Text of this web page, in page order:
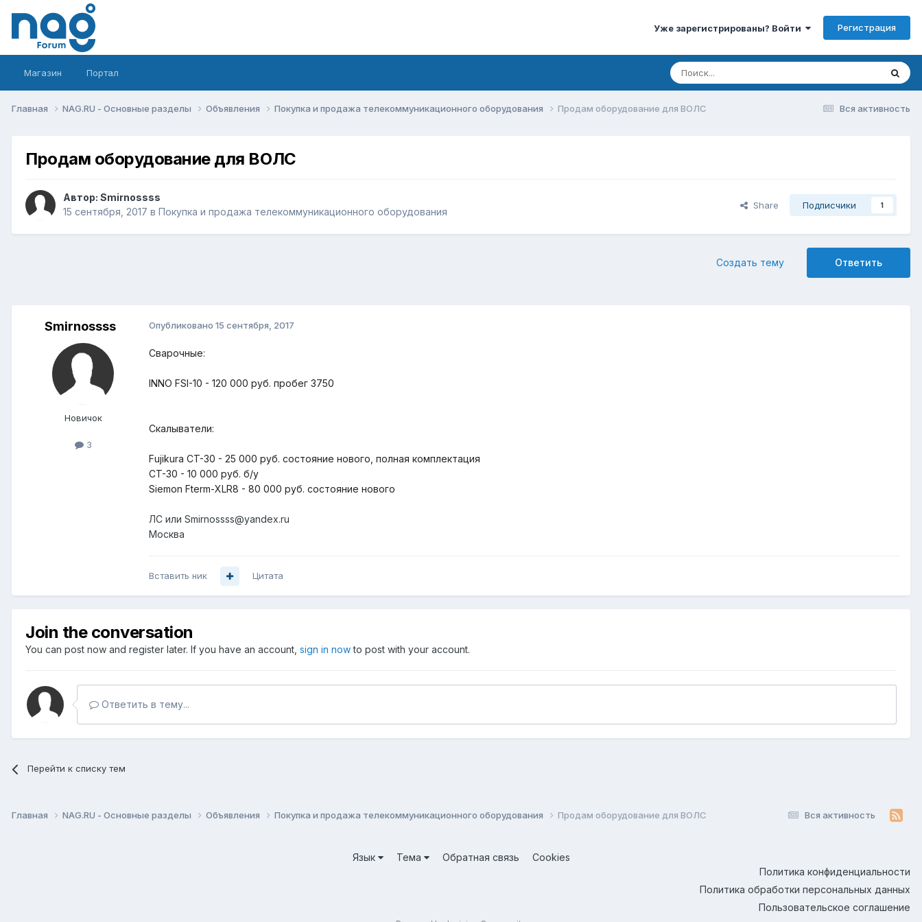
Уже зарегистрированы? Войти Регистрация
Магазин Портал
Вся активность
Главная NAG.RU - Основные разделы Объявления Покупка и продажа телекоммуникационного оборудования Продам оборудование для ВОЛС
Продам оборудование для ВОЛС
Автор: Smirnossss
15 сентября, 2017 в Покупка и продажа телекоммуникационного оборудования
Share Подписчики 1
Ответить
Создать тему
Smirnossss
Новичок
3
Опубликовано 15 сентября, 2017
Сварочные:
INNO FSI-10 - 120 000 руб. пробег 3750
Скалыватели:
Fujikura CT-30 - 25 000 руб. состояние нового, полная комплектация
CT-30 - 10 000 руб. б/у
Siemon Fterm-XLR8 - 80 000 руб. состояние нового
ЛС или Smirnossss@yandex.ru
Москва
Вставить ник Цитата
Join the conversation
You can post now and register later. If you have an account, sign in nowto post with your account.
Ответить в тему...
Перейти к списку тем
Вся активность
Главная NAG.RU - Основные разделы Объявления Покупка и продажа телекоммуникационного оборудования Продам оборудование для ВОЛС
Язык Тема Обратная связь
Cookies
Политика конфиденциальности
Политика обработки персональных данных
Пользовательское соглашение